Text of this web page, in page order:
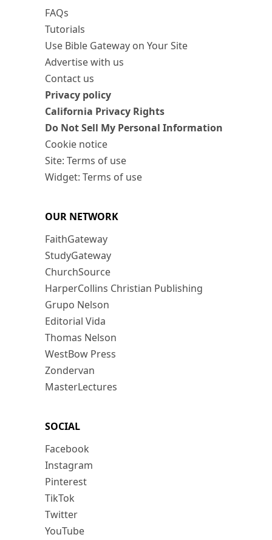
FAQs
Tutorials
Use Bible Gateway on Your Site
Advertise with us
Contact us
Privacy policy
California Privacy Rights
Do Not Sell My Personal Information
Cookie notice
Site: Terms of use
Widget: Terms of use
OUR NETWORK
FaithGateway
StudyGateway
ChurchSource
HarperCollins Christian Publishing
Grupo Nelson
Editorial Vida
Thomas Nelson
WestBow Press
Zondervan
MasterLectures
SOCIAL
Facebook
Instagram
Pinterest
TikTok
Twitter
YouTube